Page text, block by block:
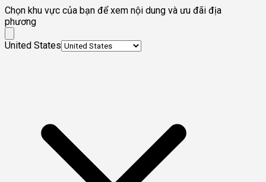
Chọn khu vực của bạn để xem nội dung và ưu đãi địa
phương
United States